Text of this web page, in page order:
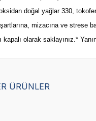
doğal yağlar 330,
mizacına ve strese
olarak saklayınız.*
ÜRÜNLER